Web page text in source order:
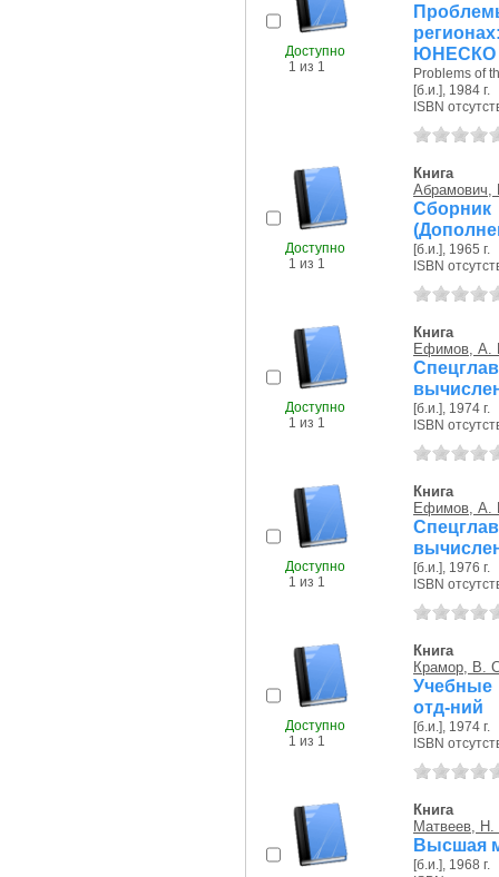
Доступно
1 из 1
ЮНЕСКО
Problems of
[б.и.], 1984 г.
ISBN
Доступно
1 из 1
Книга
Сборник
[б.и.], 1965 г.
ISBN
Доступно
1 из 1
Книга
Ефимов, А.
[б.и.], 1974 г.
ISBN
Доступно
1 из 1
Книга
Ефимов, А.
[б.и.], 1976 г.
ISBN
Доступно
1 из 1
Книга
Крамор, В.
Учебные
отд-ний
[б.и.], 1974 г.
ISBN
Книга
Матвеев,
Высшая
[б.и.], 1968 г.